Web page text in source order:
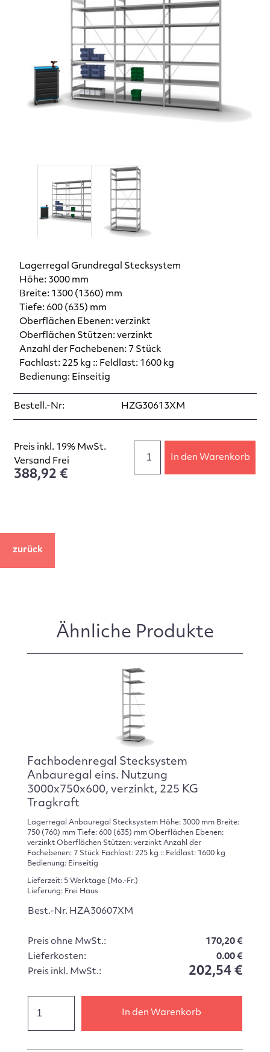
Lagerregal Grundregal Stecksystem
Höhe: 3000 mm
Breite: 1300 (1360) mm
Tiefe: 600 (635) mm
Oberflächen Ebenen: verzinkt
Oberflächen Stützen: verzinkt
Anzahl der Fachebenen: 7 Stück
Fachlast: 225 kg :: Feldlast: 1600 kg
Bedienung: Einseitig
Bestell.-Nr: HZG30613XM
Preis inkl. 19% MwSt.
Versand Frei
388,92 €
In den Warenkorb
zurück
Ähnliche Produkte
Fachbodenregal Stecksystem
Anbauregal eins. Nutzung
3000x750x600, verzinkt, 225 KG
Tragkraft
Lagerregal Anbauregal Stecksystem Höhe: 3000 mm Breite:
750 (760) mm Tiefe: 600 (635) mm Oberflächen Ebenen:
verzinkt Oberflächen Stützen: verzinkt Anzahl der
Fachebenen: 7 Stück Fachlast: 225 kg :: Feldlast: 1600 kg
Bedienung: Einseitig
Lieferzeit: 5 Werktage (Mo.-Fr.)
Lieferung: Frei Haus
Best.-Nr. HZA30607XM
Preis ohne MwSt.:
170,20 €
Lieferkosten:
0.00 €
Preis inkl. MwSt.:
202,54 €
In den Warenkorb